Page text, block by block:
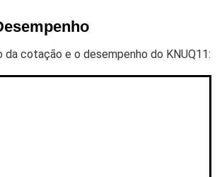
da cotação e o desempenho do KNUQ11: